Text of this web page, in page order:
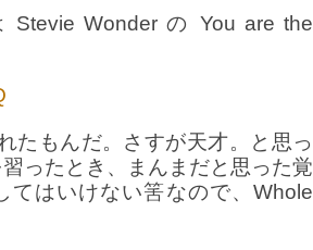
Wonder の You are the
たもんだ。さすが天才。と思っ
ったとき、まんまだと思った覚
てはいけない筈なので、Whole